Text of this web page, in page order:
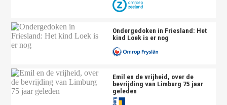
Ondergedoken in Friesland: Het
kind Loek is er nog
Emil en de vrijheid, over de
bevrijding van Limburg 75 jaar
geleden